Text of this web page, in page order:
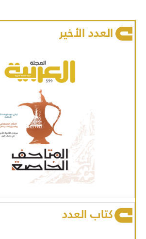
العدد الأخير
كتاب العدد